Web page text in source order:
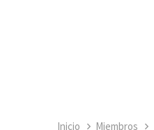
Inicio Miembros